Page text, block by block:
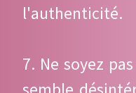
l'authenticité.
7. Ne soyez